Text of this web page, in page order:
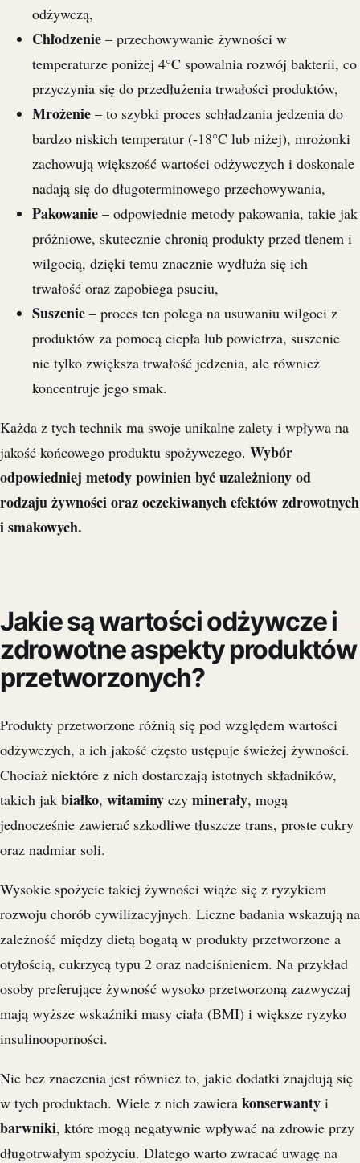
odżywczą,
Chłodzenie – przechowywanie żywności w
temperaturze poniżej 4°C spowalnia rozwój bakterii, co
przyczynia się do przedłużenia trwałości produktów,
Mrożenie – to szybki proces schładzania jedzenia do
bardzo niskich temperatur (-18°C lub niżej), mrożonki
zachowują większość wartości odżywczych i doskonale
nadają się do długoterminowego przechowywania,
Pakowanie – odpowiednie metody pakowania, takie jak
próżniowe, skutecznie chronią produkty przed tlenem i
wilgocią, dzięki temu znacznie wydłuża się ich
trwałość oraz zapobiega psuciu,
Suszenie – proces ten polega na usuwaniu wilgoci z
produktów za pomocą ciepła lub powietrza, suszenie
nie tylko zwiększa trwałość jedzenia, ale również
koncentruje jego smak.
Każda z tych technik ma swoje unikalne zalety i wpływa na
jakość końcowego produktu spożywczego. Wybór
odpowiedniej metody powinien być uzależniony od
rodzaju żywności oraz oczekiwanych efektów zdrowotnych
i smakowych.
Jakie są wartości odżywcze i
zdrowotne aspekty produktów
przetworzonych?
Produkty przetworzone różnią się pod względem wartości
odżywczych, a ich jakość często ustępuje świeżej żywności.
Chociaż niektóre z nich dostarczają istotnych składników,
takich jak białko, witaminy czy minerały, mogą
jednocześnie zawierać szkodliwe tłuszcze trans, proste cukry
oraz nadmiar soli.
Wysokie spożycie takiej żywności wiąże się z ryzykiem
rozwoju chorób cywilizacyjnych. Liczne badania wskazują na
zależność między dietą bogatą w produkty przetworzone a
otyłością, cukrzycą typu 2 oraz nadciśnieniem. Na przykład
osoby preferujące żywność wysoko przetworzoną zazwyczaj
mają wyższe wskaźniki masy ciała (BMI) i większe ryzyko
insulinooporności.
Nie bez znaczenia jest również to, jakie dodatki znajdują się
w tych produktach. Wiele z nich zawiera konserwanty i
barwniki, które mogą negatywnie wpływać na zdrowie przy
długotrwałym spożyciu. Dlatego warto zwracać uwagę na